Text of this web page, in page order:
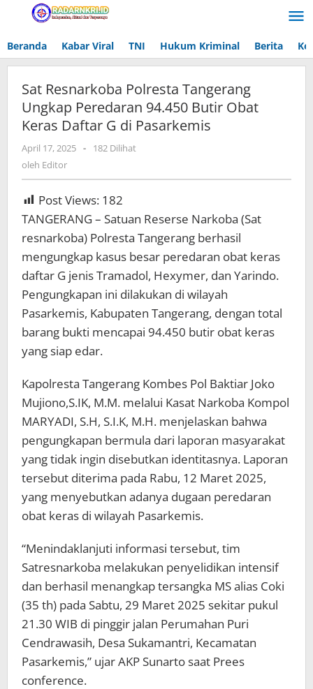
Lewati
Beranda Kabar Viral TNI Hukum Kriminal Berita
Sat Resnarkoba Polresta Tangerang
Ungkap Peredaran 94.450 Butir Obat
Keras Daftar G di Pasarkemis
April 17, 2025 oleh
-
182 Dilihat
oleh Editor
Post Views: 182
TANGERANG – Satuan Reserse Narkoba (Sat
resnarkoba) Polresta Tangerang berhasil
mengungkap kasus besar peredaran obat keras
daftar G jenis Tramadol, Hexymer, dan Yarindo.
Pengungkapan ini dilakukan di wilayah
Pasarkemis, Kabupaten Tangerang, dengan total
barang bukti mencapai 94.450 butir obat keras
yang siap edar.
Kapolresta Tangerang Kombes Pol Baktiar Joko
Mujiono,S.IK, M.M. melalui Kasat Narkoba Kompol
MARYADI, S.H, S.I.K, M.H. menjelaskan bahwa
pengungkapan bermula dari laporan masyarakat
yang tidak ingin disebutkan identitasnya. Laporan
tersebut diterima pada Rabu, 12 Maret 2025,
yang menyebutkan adanya dugaan peredaran
obat keras di wilayah Pasarkemis.
“Menindaklanjuti informasi tersebut, tim
Satresnarkoba melakukan penyelidikan intensif
dan berhasil menangkap tersangka MS alias Coki
(35 th) pada Sabtu, 29 Maret 2025 sekitar pukul
21.30 WIB di pinggir jalan Perumahan Puri
Cendrawasih, Desa Sukamantri, Kecamatan
Pasarkemis,” ujar AKP Sunarto saat Prees
conference.